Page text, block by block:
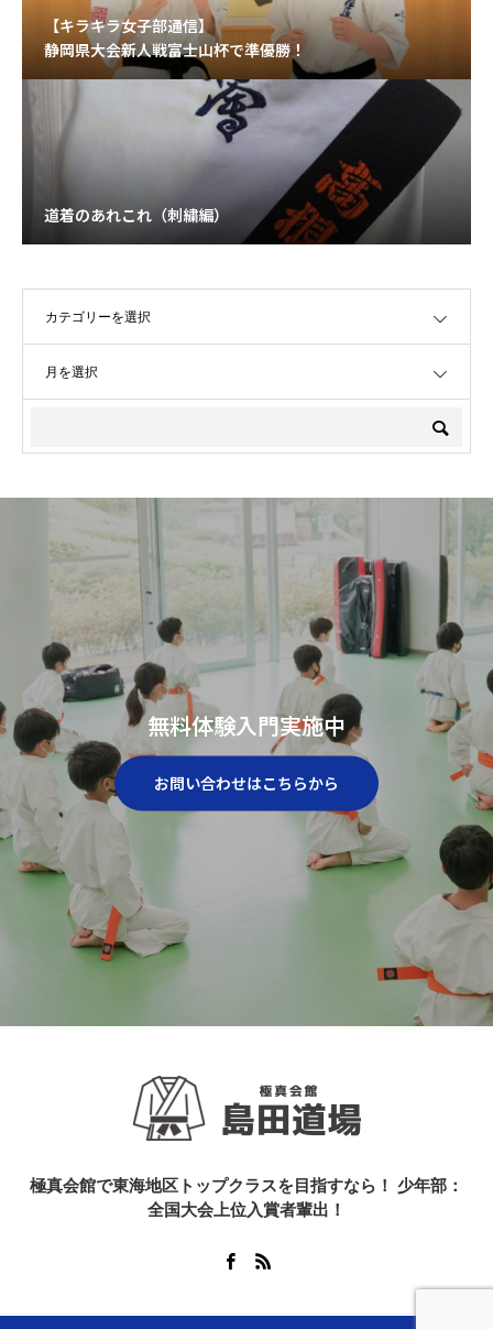
【キラキラ女子部通信】
静岡県大会新人戦富士山杯で準優勝！
道着のあれこれ（刺繍編）
無料体験入門実施中
お問い合わせはこちらから
極真会館で東海地区トップクラスを目指すなら！ 少年部：
全国大会上位入賞者輩出！